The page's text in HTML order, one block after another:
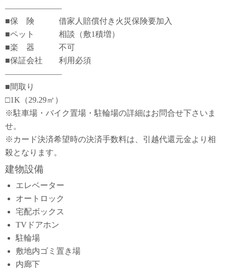
―――――――
■保 険 借家人賠償付き火災保険要加入
■ペット 相談（敷1積増）
■楽 器 不可
■保証会社 利用必須
―――――――
■間取り
□1K（29.29㎡）
※駐車場・バイク置場・駐輪場の詳細はお問合せ下さいま
せ。
※カード決済希望時の決済手数料は、引越代還元金より相
殺となります。
建物設備
エレベーター
オートロック
宅配ボックス
TVドアホン
駐輪場
敷地内ゴミ置き場
内廊下